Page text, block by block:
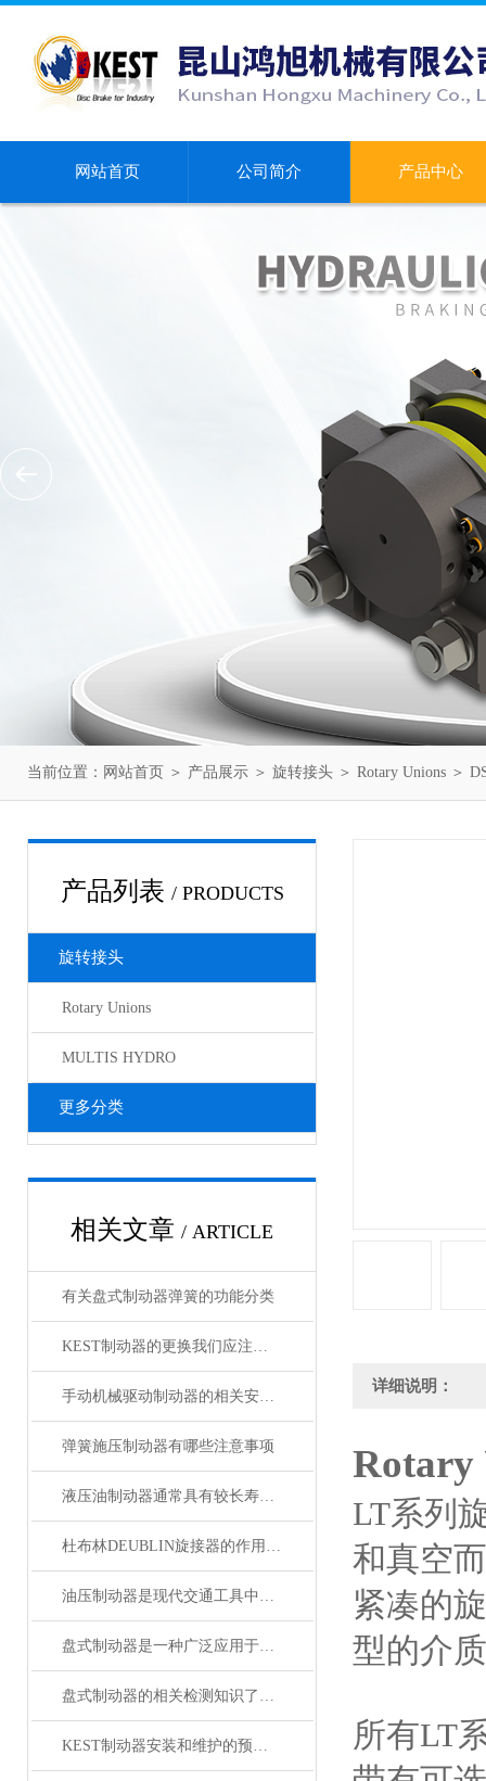
网站首页 公司简介 产品中心
当前位置： 网站首页 ＞ 产品展示 ＞ 旋转接头 ＞ Rotary Unions ＞
产品列表 / PRODUCTS
旋转接头
Rotary Unions
MULTIS HYDRO
更多分类
相关文章 / ARTICLE
有关盘式制动器弹簧的功能分类
KEST制动器的更换我们应注意哪些？
手动机械驱动制动器的相关安全要求
弹簧施压制动器有哪些注意事项
液压油制动器通常具有较长寿命和更少的维护需求
杜布林DEUBLIN旋接器的作用主要体现在以下几个方面
油压制动器是现代交通工具中常见的制动系统
盘式制动器是一种广泛应用于汽车和其它交通工具的刹车系统
盘式制动器的相关检测知识了解下！
KEST制动器安装和维护的预防措施
详细说明：
Rotary
LT系列
和真空
紧凑的
型的介
所有LT